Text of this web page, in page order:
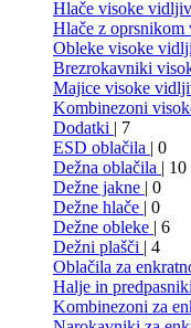
Hlače visoke
Hlače z
Obleke visoke
Brezrokavniki
Majice visoke
Kombinezoni
Dodatki | 7
ESD oblačila | 0
Dežna oblačila | 10
Dežne jakne | 0
Dežne hlače | 0
Dežne obleke | 6
Dežni plašči | 4
Oblačila za
Halje in
Kombinezoni za